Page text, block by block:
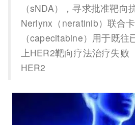
（sNDA），寻求批准靶向
Nerlynx（neratinib）联合
（capecitabine）用于既
上HER2靶向疗法治疗失败
HER2